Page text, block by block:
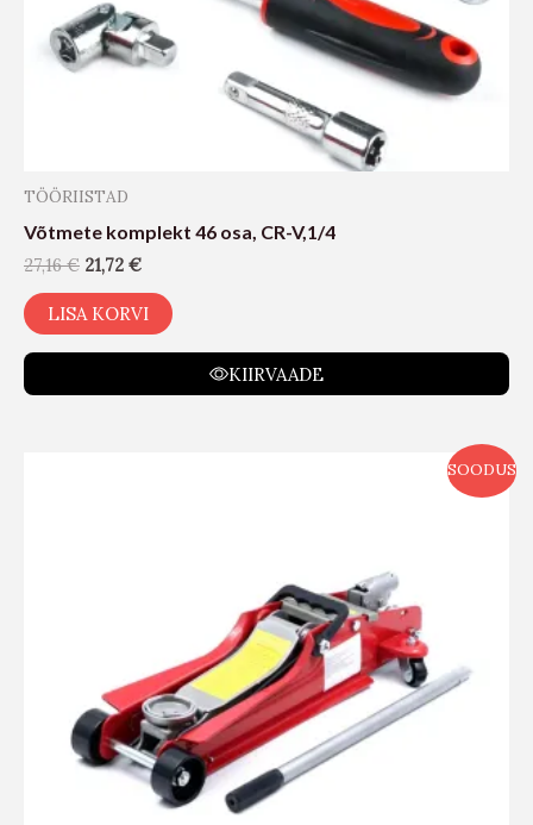
TÖÖRIISTAD
Võtmete komplekt 46 osa, CR-V,1/4
27,16€ 21,72 €
LISA KORVI
KIIRVAADE
SOODUS